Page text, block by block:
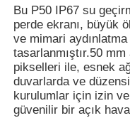
Ana Sayfa
Ürünler
Bu P50 IP67 su
perde ekranı, büyük
ve mimari
tasarlanmıştır.50
pikselleri ile, esnek
duvarlarda ve
kurulumlar için izin
güvenilir bir açık